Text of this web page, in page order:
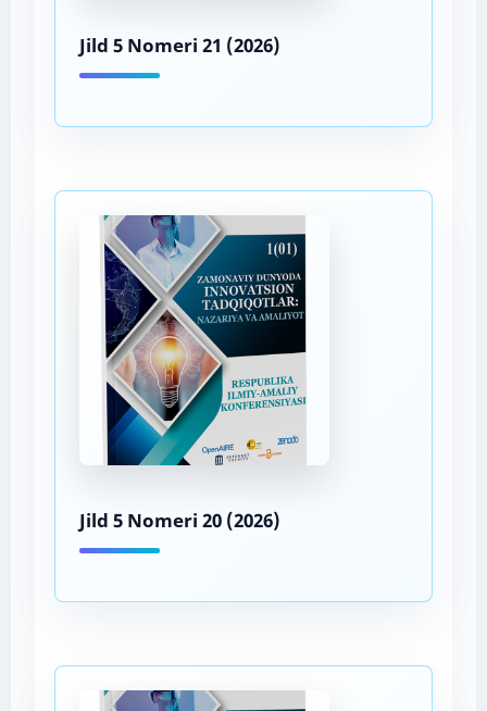
Jild 5 Nomeri 21 (2026)
Jild 5 Nomeri 20 (2026)